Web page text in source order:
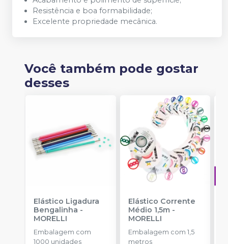
Resistência e boa formabilidade;
Excelente propriedade mecânica.
Você também pode gostar
desses
Elástico Ligadura
Bengalinha -
MORELLI
Embalagem com
1000 unidades
Elástico Corrente
Médio 1,5m-
MORELLI
Embalagem com 1,5
metros